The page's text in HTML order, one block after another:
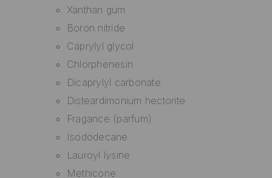
Xanthan gum
Boron nitride
Caprylyl glycol
Chlorphenesin
Dicaprylyl carbonate
Disteardimonium hectorite
Fragance (parfum)
Isododecane
Lauroyl lysine
Methicone